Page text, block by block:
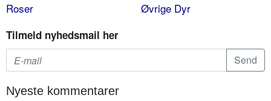
Roser
Øvrige Dyr
Tilmeld nyhedsmail her
Nyeste kommentarer